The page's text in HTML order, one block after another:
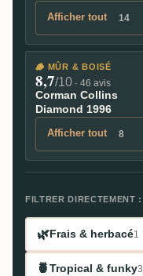
Afficher tout 14
🪵 MÛR & BOISÉ
8,7/10 · 46 avis
Corman Collins
Diamond 1996
Afficher tout 8
FILTRER DIRECTEMENT :
🌿 Frais & herbacé1
🍍Tropical & funky3